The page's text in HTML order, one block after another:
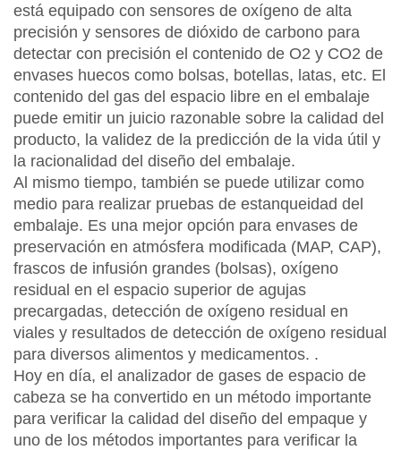
está equipado con sensores de oxígeno de alta
precisión y sensores de dióxido de carbono para
detectar con precisión el contenido de O2 y CO2 de
envases huecos como bolsas, botellas, latas, etc. El
contenido del gas del espacio libre en el embalaje
puede emitir un juicio razonable sobre la calidad del
producto, la validez de la predicción de la vida útil y
la racionalidad del diseño del embalaje.
Al mismo tiempo, también se puede utilizar como
medio para realizar pruebas de estanqueidad del
embalaje. Es una mejor opción para envases de
preservación en atmósfera modificada (MAP, CAP),
frascos de infusión grandes (bolsas), oxígeno
residual en el espacio superior de agujas
precargadas, detección de oxígeno residual en
viales y resultados de detección de oxígeno residual
para diversos alimentos y medicamentos. .
Hoy en día, el analizador de gases de espacio de
cabeza se ha convertido en un método importante
para verificar la calidad del diseño del empaque y
uno de los métodos importantes para verificar la